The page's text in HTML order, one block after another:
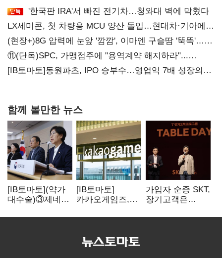
'한국판 IRA'서 빠진 전기차…청와대 벽에 막혔다
LX세미콘, 첫 차량용 MCU 양산 돌입…현대차·기아에
공급
(현장+)8G 압력에 눈앞 '깜깜', 이마엔 구슬땀 '뚝뚝'…
화려한 에어쇼 뒤 땀방울
⑪(단독)SPC, 가맹점주에 "용역계약 해지하라"...
내팽개친 '사회적합의'
[IB토마토]동원파츠, IPO 승부수…영업익 7배 성장의
함께 볼만한 뉴스
[IB토마토](약가
대수술)③제네릭
'뚝'…등재전략
[IB토마토]
카카오게임즈,
80억 지원…웹3
가입자 순증 SKT,
장기고객은
챙긴다